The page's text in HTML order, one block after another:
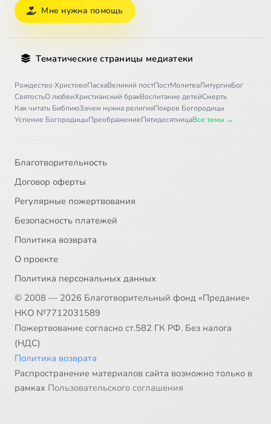
Мне нужна помощь
Тематические страницы медиатеки
Рождество ХристовоПасхаВеликий постПостМолитваЛитургияБог
СвятостьО любвиХристианский бракВоспитание детейСмерть
Как читать БиблиюЗачем нужна религияПокров Богородицы
Успение БогородицыПреображениеПятидесятницаВсе темы →
Благотворительность
Договор оферты
Регулярные пожертвования
Безопасность платежей
Политика возврата
О проекте
Политика персональных данных
© 2008 — 2026 Благотворительный фонд «Предание»
НКО №7712031589
Пожертвование согласно ст.582 ГК РФ. Без налога
(НДС)
Политика возврата
Распространение материалов сайта возможно только в
рамках Пользовательского соглашения